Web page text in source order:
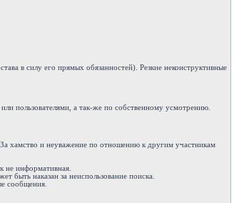
в силу его прямых обязанностей). Резкие неконструктивные
пользователями, а так-же по собственному усмотрению.
хамство и неуважение по отношению к другим участникам
не информативная.
быть наказан за неиспользование поиска.
сообщения.